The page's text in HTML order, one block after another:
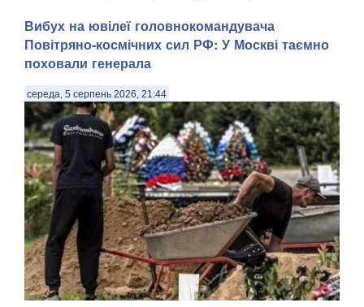
Вибух на ювілеї головнокомандувача
Повітряно-космічних сил РФ: У Москві таємно
поховали генерала
середа, 5 серпень 2026, 21:44